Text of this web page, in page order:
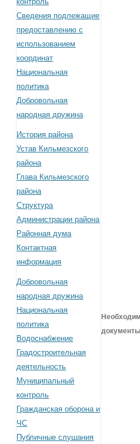
Сведения подлежащие
предоставлению с
использованием
координат
Национальная
политика
Добровольная
народная дружина
История района
Устав Кильмезского
района
Глава Кильмезского
района
Структура
Администрации района
Районная дума
Контактная
информация
Добровольная
народная дружина
Национальная
политика
Водоснабжение
Градостроительная
деятельность
Муниципальный
контроль
Гражданская оборона и
ЧС
Публичные слушания
документы